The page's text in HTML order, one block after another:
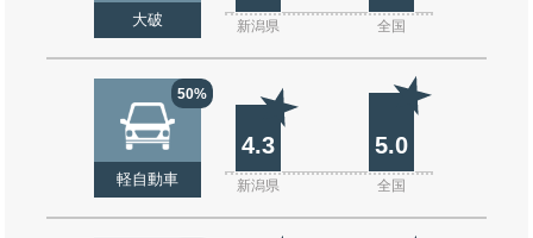
大破 新潟県 全国
50%
軽自動車
4.3 5.0
新潟県 全国